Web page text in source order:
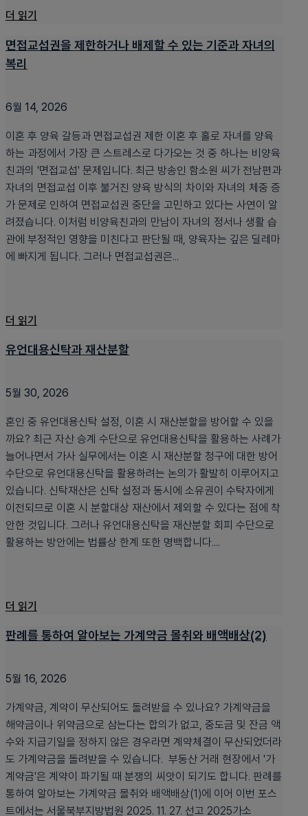
더 읽기
면접교섭권을 제한하거나 배제할 수 있는 기준과 자녀의
복리
6월 14, 2026
이혼 후 양육 갈등과 면접교섭권 제한 이혼 후 홀로 자녀를 양육
하는 과정에서 가장 큰 스트레스로 다가오는 것 중 하나는 비양육
친과의 '면접교섭' 문제입니다. 최근 방송인 함소원 씨가 전남편과
자녀의 면접교섭 이후 불거진 양육 방식의 차이와 자녀의 체중 증
가 문제로 인하여 면접교섭권 중단을 고민하고 있다는 사연이 알
려졌습니다. 이처럼 비양육친과의 만남이 자녀의 정서나 생활 습
관에 부정적인 영향을 미친다고 판단될 때, 양육자는 깊은 딜레마
에 빠지게 됩니다. 그러나 면접교섭권은...
더 읽기
유언대용신탁과 재산분할
5월 30, 2026
혼인 중 유언대용신탁 설정, 이혼 시 재산분할을 방어할 수 있을
까요? 최근 자산 승계 수단으로 유언대용신탁을 활용하는 사례가
늘어나면서 가사 실무에서는 이혼 시 재산분할 청구에 대한 방어
수단으로 유언대용신탁을 활용하려는 논의가 활발히 이루어지고
있습니다. 신탁재산은 신탁 설정과 동시에 소유권이 수탁자에게
이전되므로 이혼 시 분할대상 재산에서 제외할 수 있다는 점에 착
안한 것입니다. 그러나 유언대용신탁을 재산분할 회피 수단으로
활용하는 방안에는 법률상 한계 또한 명백합니다....
더 읽기
판례를 통하여 알아보는 가계약금 몰취와 배액배상(2)
5월 16, 2026
가계약금, 계약이 무산되어도 돌려받을 수 있나요? 가계약금을
해약금이나 위약금으로 삼는다는 합의가 없고, 중도금 및 잔금 액
수와 지급기일을 정하지 않은 경우라면 계약체결이 무산되었더라
도 가계약금을 돌려받을 수 있습니다. 부동산 거래 현장에서 '가
계약금'은 계약이 파기될 때 분쟁의 씨앗이 되기도 합니다. 판례를
통하여 알아보는 가계약금 몰취와 배액배상(1)에 이어 이번 포스
트에서는 서울북부지방법원 2025. 11. 27. 선고 2025가소